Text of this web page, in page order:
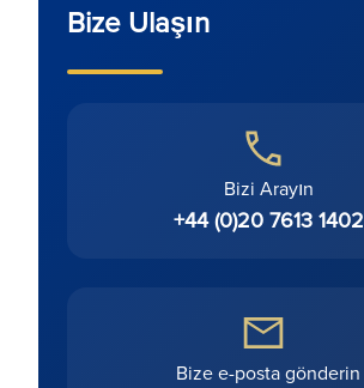
Bize Ulaşın
Bizi Arayın
+44 (0)20 7613 1402
Bize e-posta gönderin